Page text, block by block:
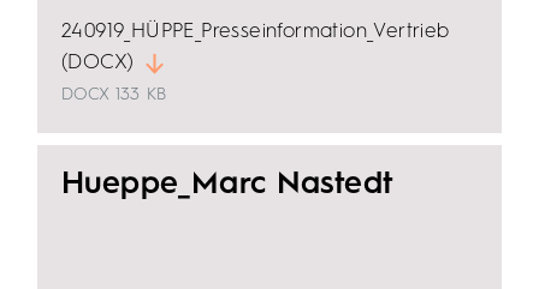
240919_HÜPPE_Presseinformation_Vertrieb
(DOCX)
DOCX 133 KB
Hueppe_Marc Nastedt